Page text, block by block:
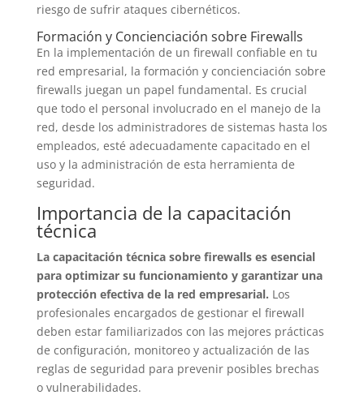
riesgo de sufrir ataques cibernéticos.
Formación y Concienciación sobre Firewalls
En la implementación de un firewall confiable en tu
red empresarial, la formación y concienciación sobre
firewalls juegan un papel fundamental. Es crucial
que todo el personal involucrado en el manejo de la
red, desde los administradores de sistemas hasta los
empleados, esté adecuadamente capacitado en el
uso y la administración de esta herramienta de
seguridad.
Importancia de la capacitación
técnica
La capacitación técnica sobre firewalls es esencial
para optimizar su funcionamiento y garantizar una
protección efectiva de la red empresarial. Los
profesionales encargados de gestionar el firewall
deben estar familiarizados con las mejores prácticas
de configuración, monitoreo y actualización de las
reglas de seguridad para prevenir posibles brechas
o vulnerabilidades.